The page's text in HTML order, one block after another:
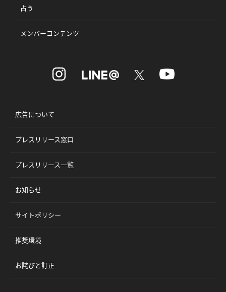
占う
メンバーコンテンツ
広告について
プレスリリース窓口
プレスリリース一覧
お知らせ
サイトポリシー
推奨環境
お詫びと訂正